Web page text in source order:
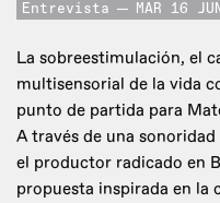
Entrevista MAR 16
La sobreestimulación, el
multisensorial de la vida
punto de partida para
A través de una
el productor radicado en
propuesta inspirada en